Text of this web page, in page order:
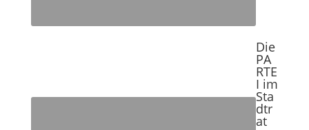
Die
PA
RTE
I im
Sta
dtr
at